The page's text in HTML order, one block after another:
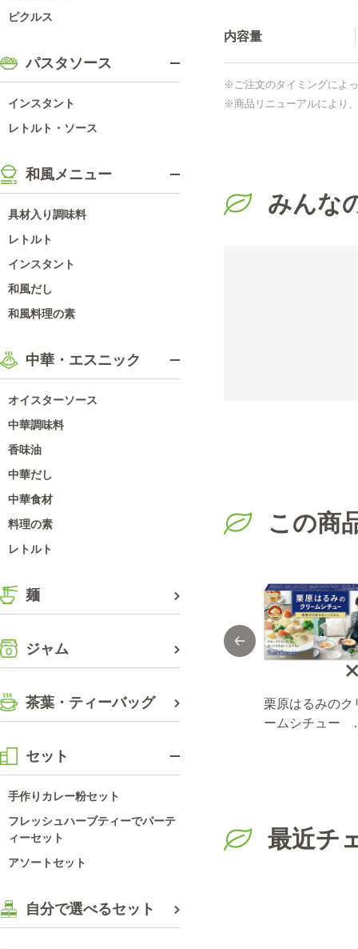
ピクルス
パスタソース
インスタント
レトルト・ソース
和風メニュー
具材入り調味料
レトルト
インスタント
和風だし
和風料理の素
中華・エスニック
オイスターソース
中華調味料
香味油
中華だし
中華食材
料理の素
レトルト
麺
ジャム
茶葉・ティーバッグ
セット
手作りカレー粉セット
フレッシュハーブティーでパーテ
ィーセット
アソートセット
自分で選べるセット
内容量
※ご注文のタイミングによ
※商品リニューアルにより
みんな
この商
ＡＩＬＬＥ デ
ジョンマスター
マイユ 種入りマス
タード 瓶 845g×３
社負担）
栗原はるみのク
ームシチュー
最近チ